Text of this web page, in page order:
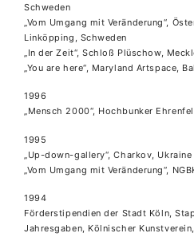
Schweden
„Vom Umgang mit Veränderung“,
Linköpping, Schweden
„In der Zeit“, Schloß Plüschow,
„You are here“, Maryland Artspace,
1996
„Mensch 2000“, Hochbunker
1995
„Up-down-gallery“, Charkov, Ukraine
„Vom Umgang mit Veränderung“,
1994
Förderstipendien der Stadt Köln,
Jahresgaben, Kölnischer